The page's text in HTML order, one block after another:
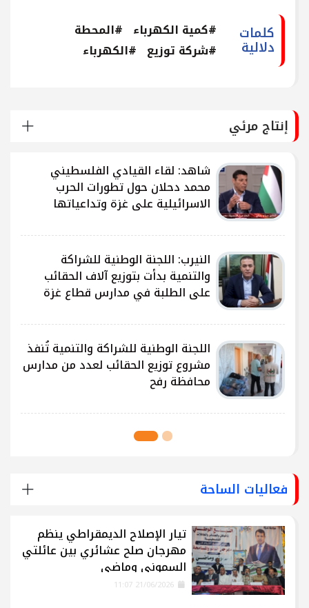
كلمات
دلالية
#كمية الكهرباء #المحطة
#شركة توزيع #الكهرباء
إنتاج مرئي
شاهد: لقاء القيادي الفلسطيني
محمد دحلان حول تطورات الحرب
الاسرائيلية على غزة وتداعياتها
النيرب: اللجنة الوطنية للشراكة
والتنمية بدأت بتوزيع آلاف الحقائب
على الطلبة في مدارس قطاع غزة
اللجنة الوطنية للشراكة والتنمية تُنفذ
مشروع توزيع الحقائب لعدد من مدارس
محافظة رفح
فعاليات الساحة
تيار الإصلاح الديمقراطي ينظم
مهرجان صلح عشائري بين عائلتي
السموني وماضي